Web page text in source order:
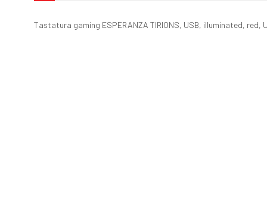
Tastatura gaming ESPERANZA TIRIONS, USB, illuminated, red,